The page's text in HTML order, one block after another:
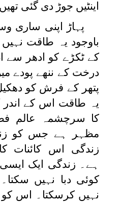
اینٹیں جوڑ دی گئی
پہاڑ اپنی ساری
باوجود یہ طاقت
کے ٹکڑے کو ادھر سے
درخت کے ننھے پودے
پتھر کے فرش کو
یہ طاقت اس کے
کا سرچشمہ عالم
مظہر ہے جس کو
زندگی اس کائنات
ہے۔ زندگی ایک
کوئی دبا نہیں
نہیں کرسکتا۔ اس کو